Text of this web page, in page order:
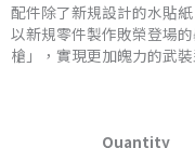
配件除了新規設計的水貼
以新規零件製作敗榮登場
槍」，實現更加魄力的武裝
Quantity